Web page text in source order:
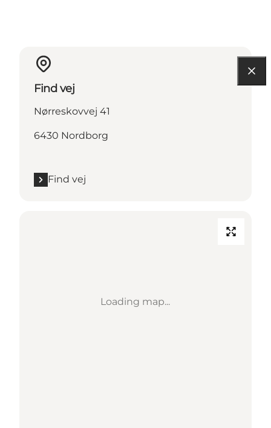
Find vej
Nørreskovvej 41
6430 Nordborg
Find vej
Loading map...